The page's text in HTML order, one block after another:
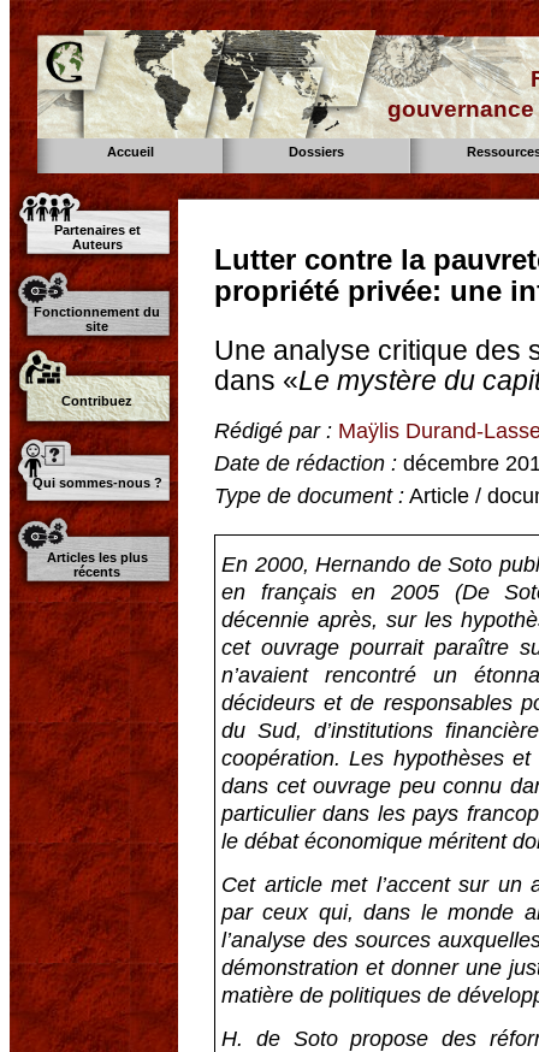
Accueil Dossiers
Partenaires et
Auteurs
Fonctionnement du
site
Contribuez
Qui sommes-nous ?
Articles les plus
récents
Lutter contre la
propriété privée: une
Une analyse critique des
dans «Le mystère du
Rédigé par : Maÿlis Durand-
Date de rédaction : décembre
Type de document : Article /
En 2000, Hernando de Soto
en français en 2005 (De
décennie après, sur les
cet ouvrage pourrait paraître
n’avaient rencontré un
décideurs et de responsables
du Sud, d’institutions
coopération. Les hypothèses
dans cet ouvrage peu connu
particulier dans les pays
le débat économique méritent
Cet article met l’accent sur un
par ceux qui, dans le monde
l’analyse des sources
démonstration et donner une
matière de politiques de
H. de Soto propose des